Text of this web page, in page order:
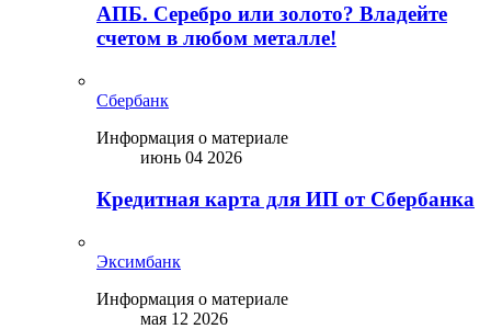
АПБ. Серебро или золото? Владейте
счетом в любом металле!
Сбербанк
Информация о материале
июнь 04 2026
Кредитная карта для ИП от Сбербанка
Эксимбанк
Информация о материале
мая 12 2026